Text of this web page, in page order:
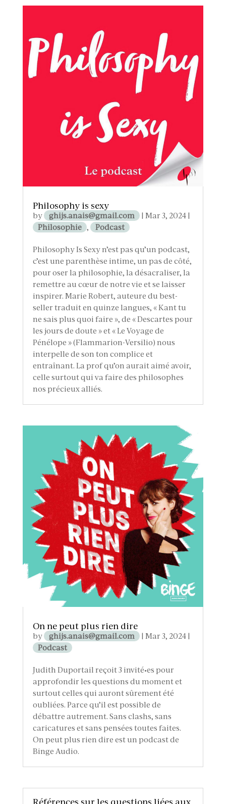
Philosophy is sexy
by ghijs.anais@gmail.com | Mar 3, 2024|
Philosophie , Podcast
Philosophy Is Sexy n’est pas qu’un podcast,
c’est une parenthèse intime, un pas de côté,
pour oser la philosophie, la désacraliser, la
remettre au cœur de notre vie et se laisser
inspirer. Marie Robert, auteure du best-
seller traduit en quinze langues, « Kant tu
ne sais plus quoi faire », de « Descartes pour
les jours de doute » et « Le Voyage de
Pénélope » (Flammarion-Versilio) nous
interpelle de son ton complice et
entraînant. La prof qu’on aurait aimé avoir,
celle surtout qui va faire des philosophes
nos précieux alliés.
On ne peut plus rien dire
by ghijs.anais@gmail.com | Mar 3, 2024|
Podcast
Judith Duportail reçoit 3 invité•es pour
approfondir les questions du moment et
surtout celles qui auront sûrement été
oubliées. Parce qu’il est possible de
débattre autrement. Sans clashs, sans
caricatures et sans pensées toutes faites.
On peut plus rien dire est un podcast de
Binge Audio.
Références sur les questions liées aux